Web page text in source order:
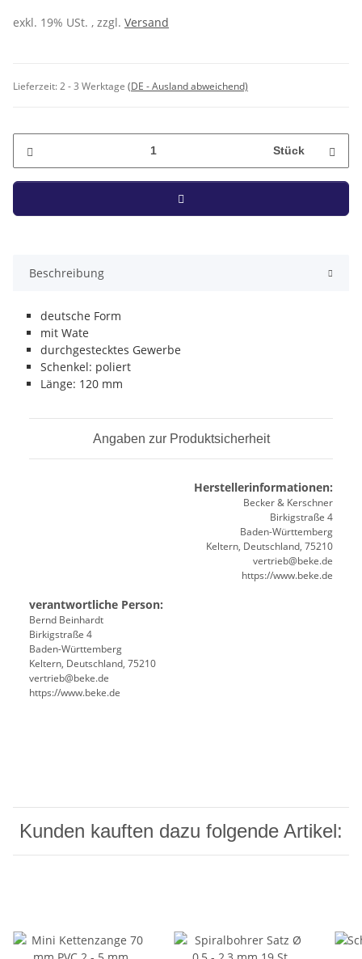
exkl. 19% USt. , zzgl. Versand
Lieferzeit:2 - 3 Werktage (DE - Ausland abweichend)
Stück
Beschreibung
deutsche Form
mit Wate
durchgestecktes Gewerbe
Schenkel: poliert
Länge: 120 mm
Angaben zur Produktsicherheit
Herstellerinformationen:
Becker & Kerschner
Birkigstraße 4
Baden-Württemberg
Keltern, Deutschland, 75210
vertrieb@beke.de
https://www.beke.de
verantwortliche Person:
Bernd Beinhardt
Birkigstraße 4
Baden-Württemberg
Keltern, Deutschland, 75210
vertrieb@beke.de
https://www.beke.de
Kunden kauften dazu folgende Artikel: